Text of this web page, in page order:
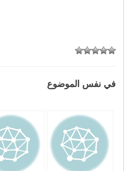
في نفس الموضوع